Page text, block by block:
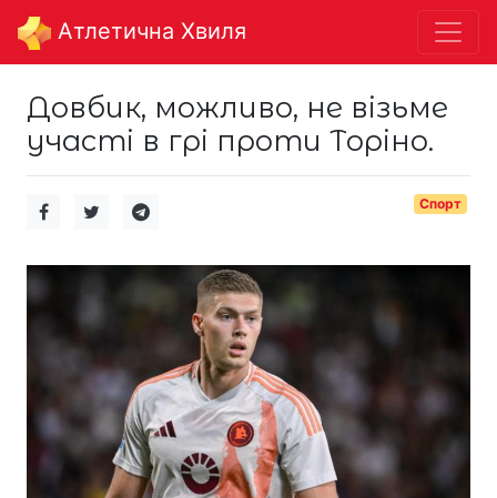
Aтлетична Хвиля
Довбик, можливо, не візьме
участі в грі проти Торіно.
Спорт